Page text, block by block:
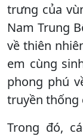
trưng của
Nam Trung
về thiên
em cùng
phong phú
truyền thống
Trong đó,